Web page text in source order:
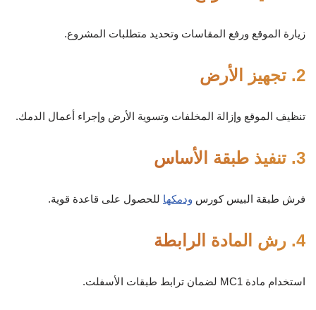
زيارة الموقع ورفع المقاسات وتحديد متطلبات المشروع.
2. تجهيز الأرض
تنظيف الموقع وإزالة المخلفات وتسوية الأرض وإجراء أعمال الدمك.
3. تنفيذ طبقة الأساس
فرش طبقة البيس كورس ودمكها للحصول على قاعدة قوية.
4. رش المادة الرابطة
استخدام مادة MC1 لضمان ترابط طبقات الأسفلت.